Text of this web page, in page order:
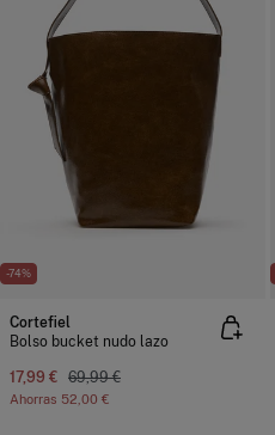
-74%
Cortefiel
Bolso bucket nudo lazo
17,99 € 69,99 €
Ahorras 52,00 €